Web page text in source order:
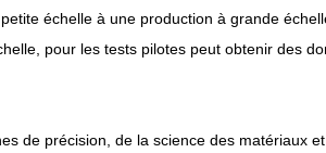
échelle à une production à grande
pour les tests pilotes peut obtenir des
de précision, de la science des matériaux